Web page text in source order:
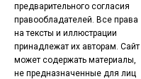
предварительного согласия
правообладателей. Все права
на тексты и иллюстрации
принадлежат их авторам. Сайт
может содержать материалы,
не предназначенные для лиц